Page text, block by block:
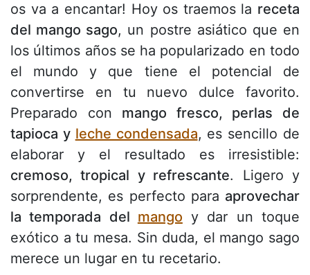
os va a encantar! Hoy os traemos la receta
del mango sago, un postre asiático que en
los últimos años se ha popularizado en todo
el mundo y que tiene el potencial de
convertirse en tu nuevo dulce favorito.
Preparado con mango fresco, perlas de
tapioca y leche condensada, es sencillo de
elaborar y el resultado es irresistible:
cremoso, tropical y refrescante. Ligero y
sorprendente, es perfecto para aprovechar
la temporada del mango y dar un toque
exótico a tu mesa. Sin duda, el mango sago
merece un lugar en tu recetario.